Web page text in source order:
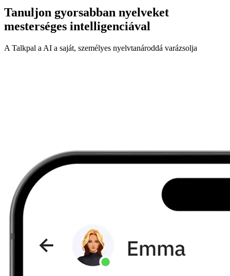
Tanuljon gyorsabban nyelveket
mesterséges intelligenciával
A Talkpal a AI a saját, személyes nyelvtanároddá varázsolja